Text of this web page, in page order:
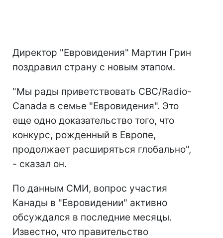
Директор "Евровидения" Мартин Грин
поздравил страну с новым этапом.
"Мы рады приветствовать CBC/Radio-
Canada в семье "Евровидения". Это
еще одно доказательство того, что
конкурс, рожденный в Европе,
продолжает расширяться глобально",
- сказал он.
По данным СМИ, вопрос участия
Канады в "Евровидении" активно
обсуждался в последние месяцы.
Известно, что правительство